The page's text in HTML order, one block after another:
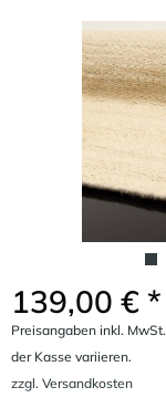
139,00 € *
Preisangaben inkl.
der Kasse variieren.
zzgl. Versandkosten